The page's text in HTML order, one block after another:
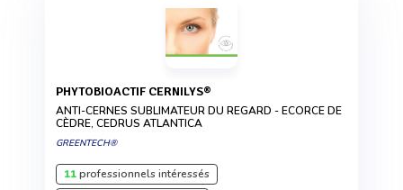
PHYTOBIOACTIF CERNILYS®
ANTI-CERNES SUBLIMATEUR DU REGARD - ECORCE DE
CÈDRE, CEDRUS ATLANTICA
GREENTECH®
11professionnels intéressés